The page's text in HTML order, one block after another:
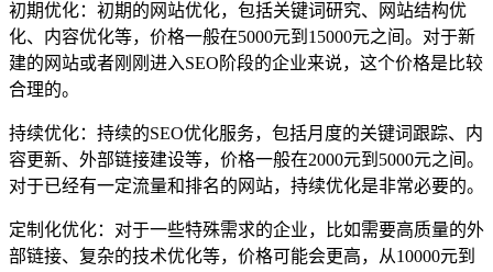
初期优化：初期的网站优化，包括关键词研究、网站结构优
化、内容优化等，价格一般在5000元到15000元之间。对于新
建的网站或者刚刚进入SEO阶段的企业来说，这个价格是比较
合理的。
持续优化：持续的SEO优化服务，包括月度的关键词跟踪、内
容更新、外部链接建设等，价格一般在2000元到5000元之间。
对于已经有一定流量和排名的网站，持续优化是非常必要的。
定制化优化：对于一些特殊需求的企业，比如需要高质量的外
部链接、复杂的技术优化等，价格可能会更高，从10000元到